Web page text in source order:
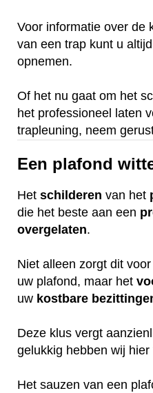
Voor informatie over de
van een trap kunt u
opnemen.
Of het nu gaat om het
het professioneel laten
trapleuning, neem
Een plafond
Het schilderen van het
die het beste aan een
overgelaten.
Niet alleen zorgt dit
uw plafond, maar het
uw kostbare
Deze klus vergt
gelukkig hebben wij
Het sauzen van een